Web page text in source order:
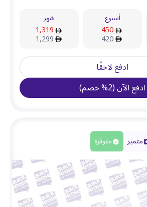
أسبوع
450
420
شهر
1,319
1,299
ادفع لاحقًا
ادفع الآن(
2
%خصم)
متميز متوفرة